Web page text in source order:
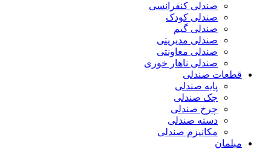
صندلی کنفرانسی
صندلی کودک
صندلی گیم
صندلی مدیریتی
صندلی معاونتی
صندلی ناهار خوری
قطعات صندلی
پایه صندلی
جک صندلی
چرخ صندلی
دسته صندلی
مکانیزم صندلی
مبلمان